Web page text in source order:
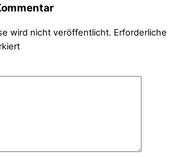
wird nicht veröffentlicht. Erforderliche